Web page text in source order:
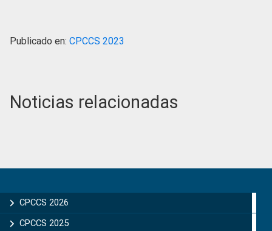
Publicado en: CPCCS 2023
Noticias relacionadas
Sidebar
CPCCS 2026
CPCCS 2025